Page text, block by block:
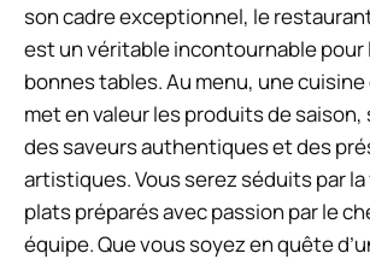
son cadre exceptionnel, le restaurant
est un véritable incontournable pour
bonnes tables. Au menu, une
met en valeur les produits de saison,
des saveurs authentiques et des
artistiques. Vous serez séduits par
plats préparés avec passion par le
équipe. Que vous soyez en quête